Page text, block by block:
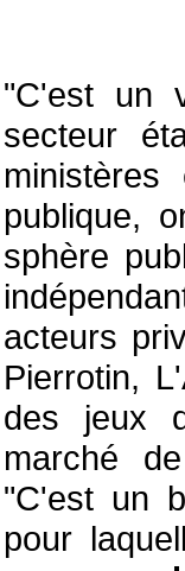
"C'est un
secteur
publique,
sphère
acteurs
Pierrotin,
des jeux
marché
"C'est un
pour